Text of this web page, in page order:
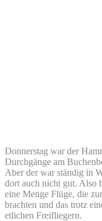
Donnerstag war der
Durchgänge am
Aber der war ständig in
dort auch nicht gut. Also
eine Menge Flüge, die
brachten und das trotz
etlichen Freifliegern.